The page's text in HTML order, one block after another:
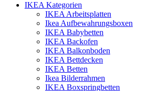
IKEA Kategorien
IKEA Arbeitsplatten
Ikea Aufbewahrungsboxen
IKEA Babybetten
IKEA Backofen
IKEA Balkonboden
IKEA Bettdecken
IKEA Betten
Ikea Bilderrahmen
IKEA Boxspringbetten